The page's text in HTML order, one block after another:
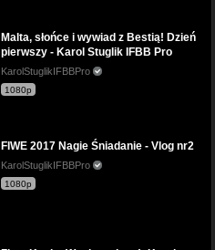
Malta, słońce i wywiad z Bestią! Dzień
pierwszy - Karol Stuglik IFBB Pro
KarolStuglikIFBBPro
1080p
FIWE 2017 Nagie Śniadanie - Vlog nr2
KarolStuglikIFBBPro
1080p